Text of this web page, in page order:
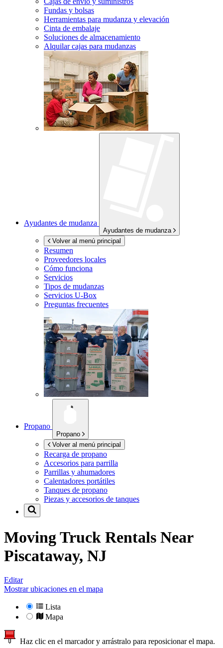
Fundas y bolsas
Herramientas para mudanza y elevación
Cinta de embalaje
Soluciones de almacenamiento
Alquilar cajas para mudanzas
Ayudantes de mudanza
Ayudantes de mudanza
Volver al menú principal
Resumen
Proveedores locales
Cómo funciona
Servicios
Tipos de mudanzas
Servicios U-Box
Preguntas frecuentes
Propano
Propano
Volver al menú principal
Recarga de propano
Accesorios para parrilla
Parrillas y ahumadores
Calentadores portátiles
Tanques de propano
Piezas y accesorios de tanques
Moving Truck Rentals Near
Piscataway, NJ
Editar
Mostrar ubicaciones en el mapa
Lista
Mapa
Haz clic en el marcador y arrástralo para reposicionar el mapa.